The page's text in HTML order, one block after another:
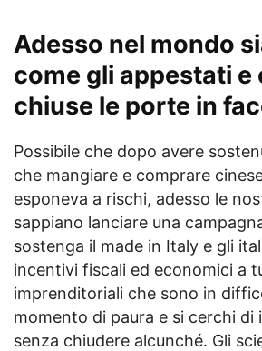
Adesso nel mondo
come gli appestati e
chiuse le porte in
Possibile che dopo avere
che mangiare e comprare
esponeva a rischi, adesso le
sappiano lanciare una
sostenga il made in Italy e gli
incentivi fiscali ed economici a
imprenditoriali che sono in
momento di paura e si cerchi di
senza chiudere alcunché. Gli